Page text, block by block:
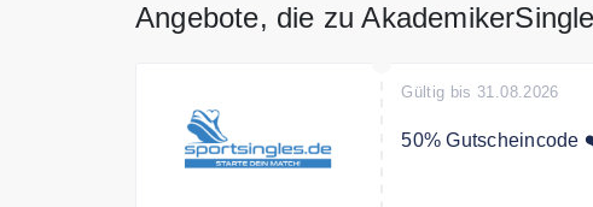
Angebote, die zu
Gültig bis 31.08.2026
50% Gutscheincode